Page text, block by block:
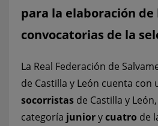
para la elaboración de
convocatorias de la
La Real Federación de
de Castilla y León cuenta con
socorristas de Castilla y León,
categoría juniorycuatro de